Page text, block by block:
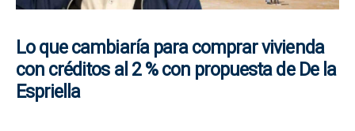
Lo que cambiaría para comprar vivienda
con créditos al 2 % con propuesta de De la
Espriella